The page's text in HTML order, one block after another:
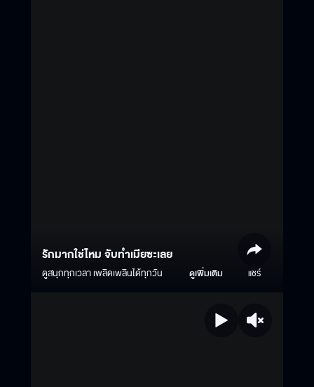
รักมากใช่ไหม จับทำเมียซะเลย
ดูสนุกทุกเวลา เพลิดเพลินได้ทุกวัน ดูเพิ่มเติม แชร์